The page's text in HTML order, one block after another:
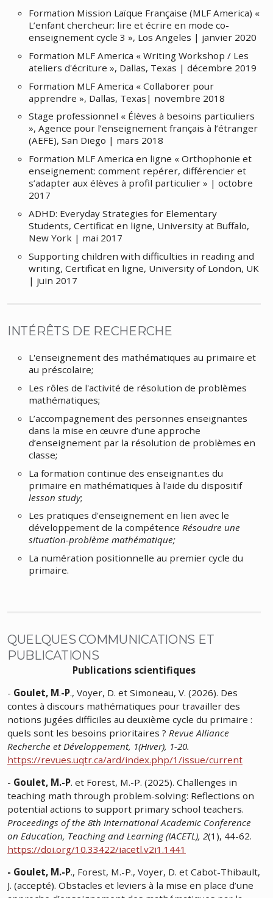
Formation Mission Laïque Française (MLF America) «
L’enfant chercheur: lire et écrire en mode co-
enseignement cycle 3 », Los Angeles | janvier 2020
Formation MLF America « Writing Workshop / Les
ateliers d'écriture », Dallas, Texas | décembre 2019
Formation MLF America « Collaborer pour
apprendre », Dallas, Texas| novembre 2018
Stage professionnel « Élèves à besoins particuliers
», Agence pour l’enseignement français à l’étranger
(AEFE), San Diego | mars 2018
Formation MLF America en ligne « Orthophonie et
enseignement: comment repérer, différencier et
s’adapter aux élèves à profil particulier » | octobre
2017
ADHD: Everyday Strategies for Elementary
Students, Certificat en ligne, University at Buffalo,
New York | mai 2017
Supporting children with difficulties in reading and
writing, Certificat en ligne, University of London, UK
| juin 2017
INTÉRÊTS DE RECHERCHE
L'enseignement des mathématiques au primaire et
au préscolaire;
Les rôles de l'activité de résolution de problèmes
mathématiques;
L’accompagnement des personnes enseignantes
dans la mise en œuvre d’une approche
d’enseignement par la résolution de problèmes en
classe;
La formation continue des enseignant.es du
primaire en mathématiques à l'aide du dispositif
lesson study;
Les pratiques d'enseignement en lien avec le
développement de la compétence Résoudre une
situation-problème mathématique;
La numération positionnelle au premier cycle du
primaire.
QUELQUES COMMUNICATIONS ET
PUBLICATIONS
Publications scientifiques
- Goulet, M.-P., Voyer, D. et Simoneau, V. (2026). Des
contes à discours mathématiques pour travailler des
notions jugées difficiles au deuxième cycle du primaire :
quels sont les besoins prioritaires ? Revue Alliance
Recherche et Développement, 1(Hiver), 1-20.
https://revues.uqtr.ca/ard/index.php/1/issue/current
- Goulet, M.-P. et Forest, M.-P. (2025). Challenges in
teaching math through problem-solving: Reflections on
potential actions to support primary school teachers.
Proceedings of the 8th International Academic Conference
on Education, Teaching and Learning (IACETL), 2(1), 44-62.
https://doi.org/10.33422/iacetl.v2i1.1441
- Goulet, M.-P., Forest, M.-P., Voyer, D. et Cabot-Thibault,
J. (accepté). Obstacles et leviers à la mise en place d’une